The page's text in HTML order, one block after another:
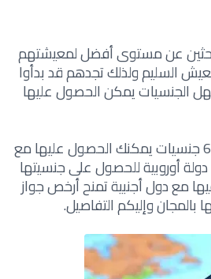
عن مستوى أفضل لمعيشتهم
السليم ولذلك تجدهم قد بدأوا
الجنسيات يمكن الحصول عليها
سوف أقدم لكم أسرع 6 جنسيات يمكنك الحصول عليها مع
أوروبية للحصول على جنسيتها
مع دول أجنبية تمنح أرخص جواز
وإليكم التفاصيل.